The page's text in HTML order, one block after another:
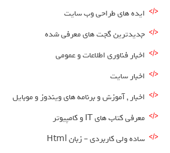
ایده های طراحی وب سایت
جدیدترین گجت های معرفی شده
اخبار فناوری اطلاعات و عمومی
اخبار سایت
اخبار , آموزش و برنامه های ویندوز و موبایل
معرفی کتاب های IT و کامپیوتر
ساده ولی کاربردی – زبان Html